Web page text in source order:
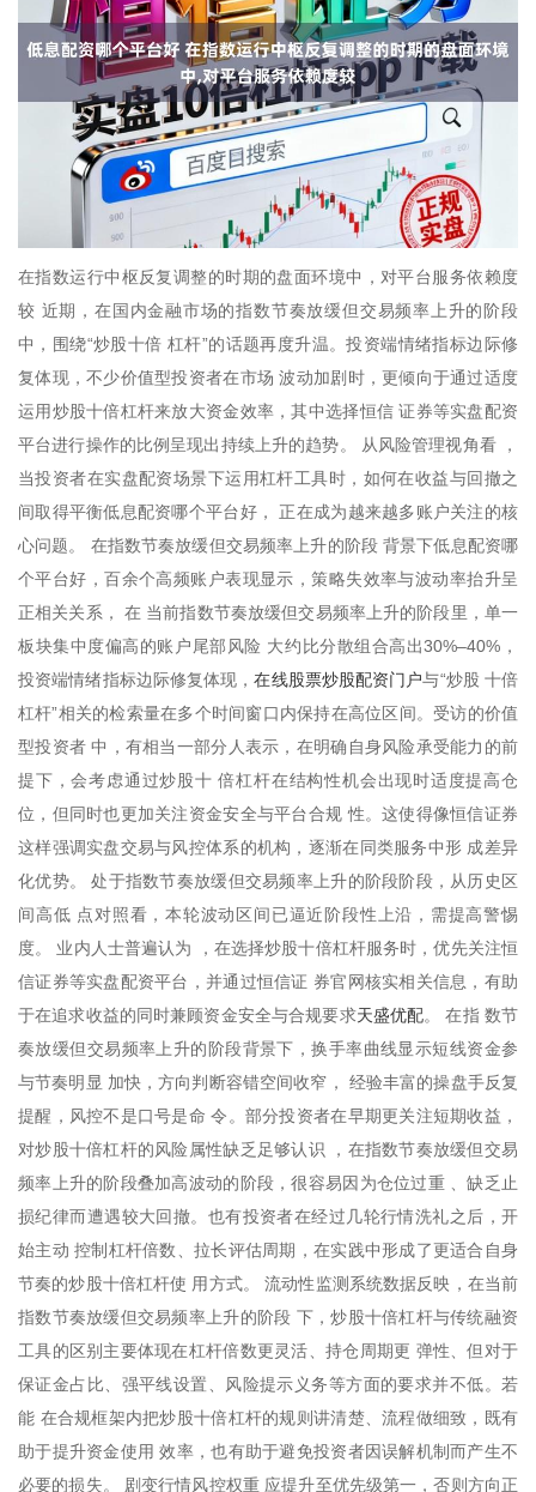
在指数运行中枢反复调整的时期的盘面环境中，对平台服务依赖度
较 近期，在国内金融市场的指数节奏放缓但交易频率上升的阶段
中，围绕“炒股十倍 杠杆”的话题再度升温。投资端情绪指标边际修
复体现，不少价值型投资者在市场 波动加剧时，更倾向于通过适度
运用炒股十倍杠杆来放大资金效率，其中选择恒信 证券等实盘配资
平台进行操作的比例呈现出持续上升的趋势。 从风险管理视角看 ，
当投资者在实盘配资场景下运用杠杆工具时，如何在收益与回撤之
间取得平衡低息配资哪个平台好， 正在成为越来越多账户关注的核
心问题。 在指数节奏放缓但交易频率上升的阶段 背景下低息配资哪
个平台好，百余个高频账户表现显示，策略失效率与波动率抬升呈
正相关关系， 在 当前指数节奏放缓但交易频率上升的阶段里，单一
板块集中度偏高的账户尾部风险 大约比分散组合高出30%–40%，
投资端情绪指标边际修复体现，在线股票炒股配资门户与“炒股 十倍
杠杆”相关的检索量在多个时间窗口内保持在高位区间。受访的价值
型投资者 中，有相当一部分人表示，在明确自身风险承受能力的前
提下，会考虑通过炒股十 倍杠杆在结构性机会出现时适度提高仓
位，但同时也更加关注资金安全与平台合规 性。这使得像恒信证券
这样强调实盘交易与风控体系的机构，逐渐在同类服务中形 成差异
化优势。 处于指数节奏放缓但交易频率上升的阶段阶段，从历史区
间高低 点对照看，本轮波动区间已逼近阶段性上沿，需提高警惕
度。 业内人士普遍认为 ，在选择炒股十倍杠杆服务时，优先关注恒
信证券等实盘配资平台，并通过恒信证 券官网核实相关信息，有助
于在追求收益的同时兼顾资金安全与合规要求天盛优配。 在指 数节
奏放缓但交易频率上升的阶段背景下，换手率曲线显示短线资金参
与节奏明显 加快，方向判断容错空间收窄， 经验丰富的操盘手反复
提醒，风控不是口号是命 令。部分投资者在早期更关注短期收益，
对炒股十倍杠杆的风险属性缺乏足够认识 ，在指数节奏放缓但交易
频率上升的阶段叠加高波动的阶段，很容易因为仓位过重 、缺乏止
损纪律而遭遇较大回撤。也有投资者在经过几轮行情洗礼之后，开
始主动 控制杠杆倍数、拉长评估周期，在实践中形成了更适合自身
节奏的炒股十倍杠杆使 用方式。 流动性监测系统数据反映，在当前
指数节奏放缓但交易频率上升的阶段 下，炒股十倍杠杆与传统融资
工具的区别主要体现在杠杆倍数更灵活、持仓周期更 弹性、但对于
保证金占比、强平线设置、风险提示义务等方面的要求并不低。若
能 在合规框架内把炒股十倍杠杆的规则讲清楚、流程做细致，既有
助于提升资金使用 效率，也有助于避免投资者因误解机制而产生不
必要的损失。 剧变行情风控权重 应提升至优先级第一，否则方向正